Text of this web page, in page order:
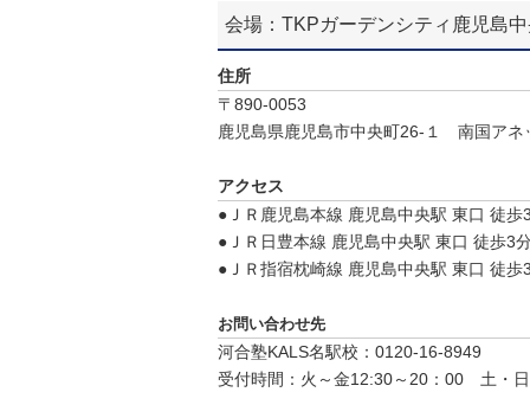
会場：TKPガーデンシティ鹿児島
住所
〒890-0053
鹿児島県鹿児島市中央町26-１ 南国アネ
アクセス
●ＪＲ鹿児島本線 鹿児島中央駅 東口 徒歩
●ＪＲ日豊本線 鹿児島中央駅 東口 徒歩3
●ＪＲ指宿枕崎線 鹿児島中央駅 東口 徒歩
お問い合わせ先
河合塾KALS名駅校：0120-16‐8949
受付時間：火～金12:30～20：00 土・